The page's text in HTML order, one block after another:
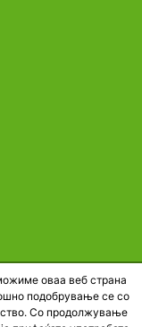
оваа веб страна
подобрување се со
Со продолжување